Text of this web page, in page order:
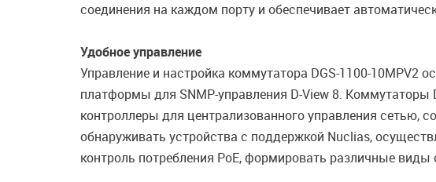
соединения на каждом порту и обеспечивает
Удобное управление
Управление и настройка коммутатора DGS-1100-
платформы для SNMP-управления D-View 8. Коммутаторы
контроллеры для централизованного управления сетью,
обнаруживать устройства c поддержкой Nuclias,
контроль потребления PoE, формировать различные виды